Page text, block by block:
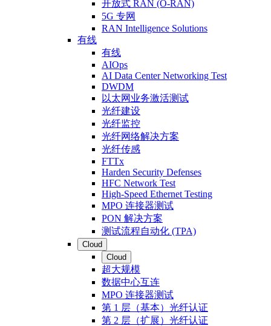
开放式 RAN (O-RAN)
5G 专网
RAN Intelligence Solutions
有线
有线
AIOps
AI Data Center Networking Test
DWDM
以太网业务激活测试
光纤建设
光纤监控
光纤网络解决方案
光纤传感
FTTx
Harden Security Defenses
HFC Network Test
High-Speed Ethernet Testing
MPO 连接器测试
PON 解决方案
测试流程自动化 (TPA)
Cloud
Cloud
超大规模
数据中心互连
MPO 连接器测试
第 1 层（基本）光纤认证
第 2 层（扩展）光纤认证